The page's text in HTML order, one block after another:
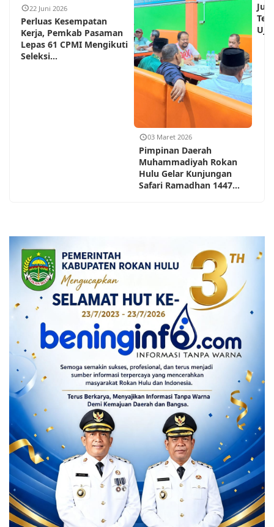
22 Juni 2026
Perluas Kesempatan
Kerja, Pemkab Pasaman
Lepas 61 CPMI Mengikuti
Seleksi...
03 Maret 2026
Pimpinan Daerah
Muhammadiyah Rokan
Hulu Gelar Kunjungan
Safari Ramadhan 1447...